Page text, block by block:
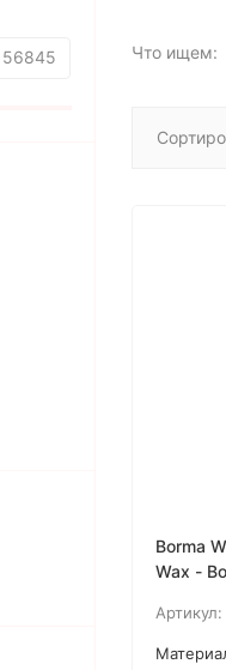
Что ищем:
Borma
Wax -
Артикул: